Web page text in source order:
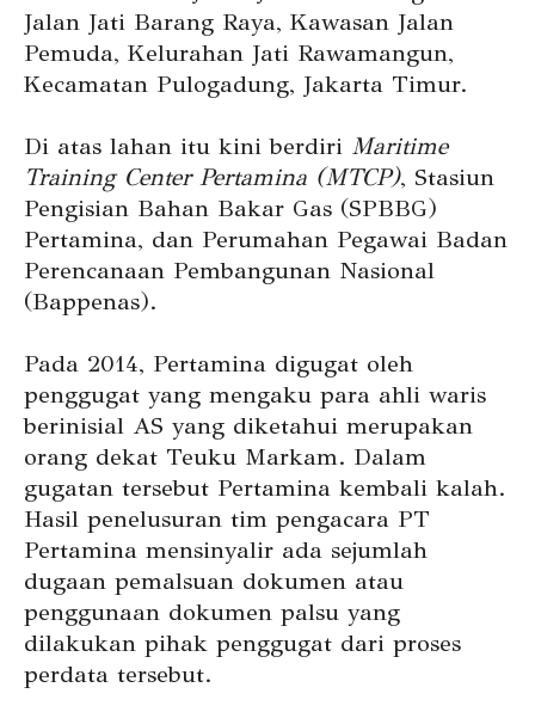
Jalan Jati Barang Raya, Kawasan Jalan
Pemuda, Kelurahan Jati Rawamangun,
Kecamatan Pulogadung, Jakarta Timur.
Di atas lahan itu kini berdiri Maritime
Training Center Pertamina (MTCP), Stasiun
Pengisian Bahan Bakar Gas (SPBBG)
Pertamina, dan Perumahan Pegawai Badan
Perencanaan Pembangunan Nasional
(Bappenas).
Pada 2014, Pertamina digugat oleh
penggugat yang mengaku para ahli waris
berinisial AS yang diketahui merupakan
orang dekat Teuku Markam. Dalam
gugatan tersebut Pertamina kembali kalah.
Hasil penelusuran tim pengacara PT
Pertamina mensinyalir ada sejumlah
dugaan pemalsuan dokumen atau
penggunaan dokumen palsu yang
dilakukan pihak penggugat dari proses
perdata tersebut.